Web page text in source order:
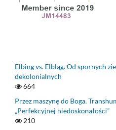
Elbing vs. Elbląg. Od spornych
dekolonialnych
664
Przez maszynę do Boga.
„Perfekcyjnej niedoskonałości”
210